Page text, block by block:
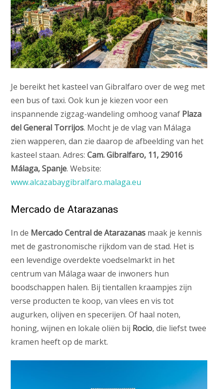
Je bereikt het kasteel van Gibralfaro over de weg met
een bus of taxi. Ook kun je kiezen voor een
inspannende zigzag-wandeling omhoog vanaf Plaza
del General Torrijos. Mocht je de vlag van Málaga
zien wapperen, dan zie daarop de afbeelding van het
kasteel staan. Adres:Cam. Gibralfaro, 11, 29016
Málaga, Spanje. Website:
www.alcazabaygibralfaro.malaga.eu
Mercado de Atarazanas
In de Mercado Central de Atarazanas maak je kennis
met de gastronomische rijkdom van de stad. Het is
een levendige overdekte voedselmarkt in het
centrum van Málaga waar de inwoners hun
boodschappen halen. Bij tientallen kraampjes zijn
verse producten te koop, van vlees en vis tot
augurken, olijven en specerijen. Of haal noten,
honing, wijnen en lokale oliën bij Rocio, die liefst twee
kramen heeft op de markt.